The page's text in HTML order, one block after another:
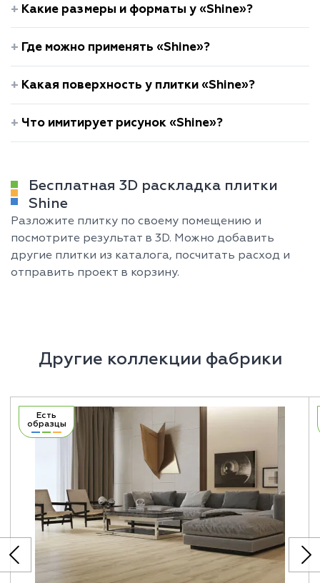
Какие размеры и форматы у «Shine»?
Где можно применять «Shine»?
Какая поверхность у плитки «Shine»?
Что имитирует рисунок «Shine»?
Бесплатная 3D раскладка плитки
Shine
Разложите плитку по своему помещению и
посмотрите результат в 3D. Можно добавить
другие плитки из каталога, посчитать расход и
отправить проект в корзину.
Другие коллекции фабрики
Есть
образцы